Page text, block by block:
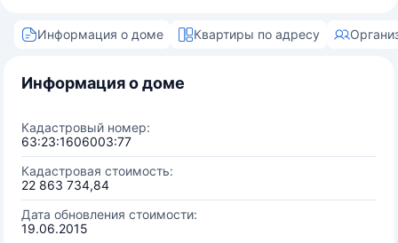
Информация о доме Квартиры по адресу
Информация о доме
Кадастровый номер:
63:23:1606003:77
Кадастровая стоимость:
22 863 734,84
Дата обновления стоимости:
19.06.2015